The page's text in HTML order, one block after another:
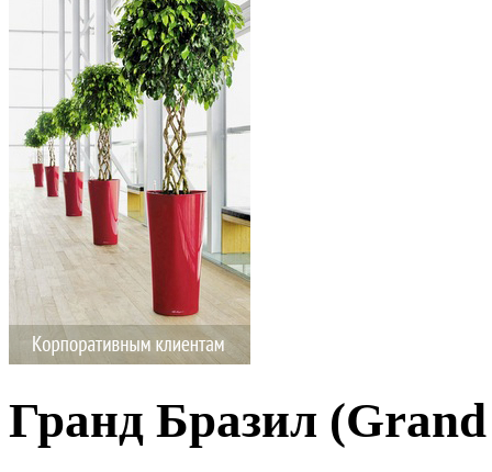
Гранд Бразил